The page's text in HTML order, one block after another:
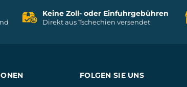
Keine Zoll- oder Einfuhrgebühren
Direkt aus Tschechien versendet
FOLGEN SIE UNS